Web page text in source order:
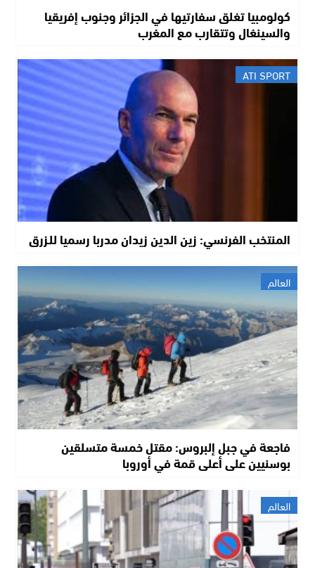
كولومبيا تغلق سفارتيها في الجزائر وجنوب إفريقيا
والسينغال وتتقارب مع المغرب
ATI SPORT
المنتخب الفرنسي: زين الدين زيدان مدربا رسميا للـزرق
العالم
فاجعة في جبل إلبروس: مقتل خمسة متسلقين
بوسنيين على أعلى قمة في أوروبا
العالم